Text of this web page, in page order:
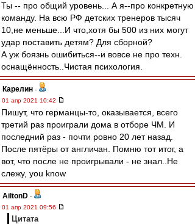
Ты -- про общий уровень... А я--про конкретную
команду. На всю РФ детских тренеров тысяч
10,не меньше...И что,хотя бы 500 из них могут
удар поставить детям? Для сборной?
А уж боязнь ошибиться--и вовсе не про техн.
оснащённость..Чистая психология.
Карелин -
01 апр 2021 10:42
Пишут, что германцы-то, оказывается, всего
третий раз проиграли дома в отборе ЧМ. И
последний раз - почти ровно 20 лет назад.
После пятёры от англичан. Помню тот итог, а
вот, что после не проигрывали - не знал..Не
слежу, you know
AiltonD -
01 апр 2021 09:56
Цитата